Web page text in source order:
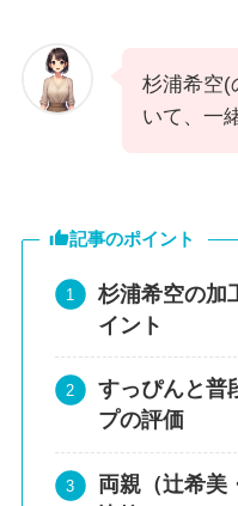
杉浦希空(
いて、一
記事のポイント
杉浦希空の加
イント
すっぴんと普
プの評価
両親（辻希美